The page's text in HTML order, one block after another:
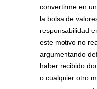
convertirme en
la bolsa de
responsabilidad
este motivo no
argumentando
haber recibido
o cualquier otro